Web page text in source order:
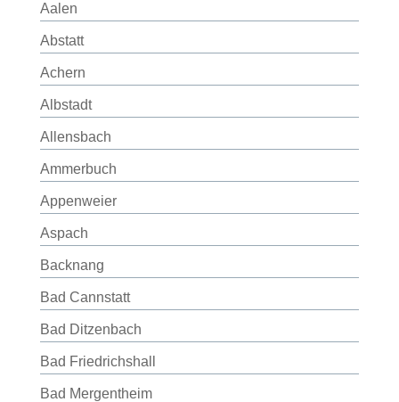
Aalen
Abstatt
Achern
Albstadt
Allensbach
Ammerbuch
Appenweier
Aspach
Backnang
Bad Cannstatt
Bad Ditzenbach
Bad Friedrichshall
Bad Mergentheim